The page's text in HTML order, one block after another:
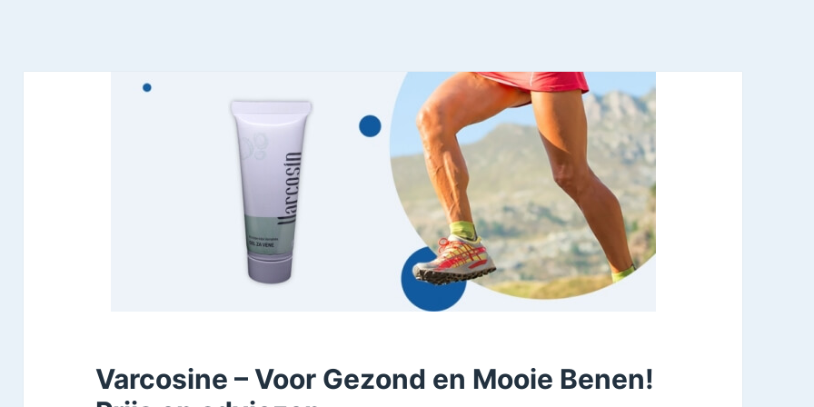
Varcosine – Voor Gezond en Mooie Benen!